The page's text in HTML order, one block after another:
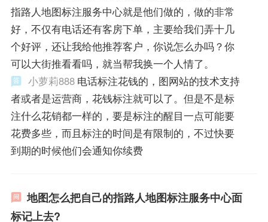
指路人地图标注服务中心就是他们做的，做的非常
好，不仅有电话还有客房下单，主要给我们弄十几
个好评，还让我给他推荐客户，你说怎么办吗？你
可以大街推看看吗，就当帮我换一个人情了。
小萝莉888 电话标注花钱的，图网站的技术支持
者或者是运营商，花钱标注就可以了。但是不是标
注什么花销都一样的，要是标注的醒目一点可能要
花费多些，而且标注的时间是有限制的，不过快要
到期的时候他们会通知你续费
地图怎么把自己的指路人地图标注服务中心面
标记上去?